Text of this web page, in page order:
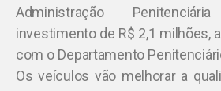
Administração
investimento de R$ 2,1 milhões,
com o Departamento
Os veículos vão melhorar a